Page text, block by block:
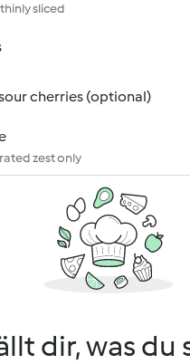
sliced
cherries (optional)
zest only
dir, was du